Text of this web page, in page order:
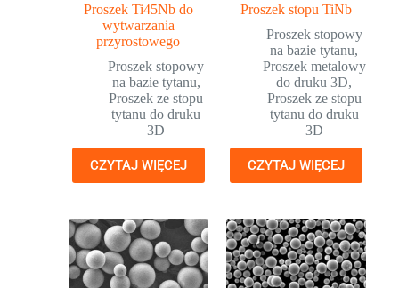
Proszek Ti45Nb do
wytwarzania
przyrostowego
Proszek stopowy
na bazie tytanu,
Proszek ze stopu
tytanu do druku
3D
CZYTAJ WIĘCEJ
Proszek stopu TiNb
Proszek stopowy
na bazie tytanu,
Proszek metalowy
do druku 3D,
Proszek ze stopu
tytanu do druku
3D
CZYTAJ WIĘCEJ